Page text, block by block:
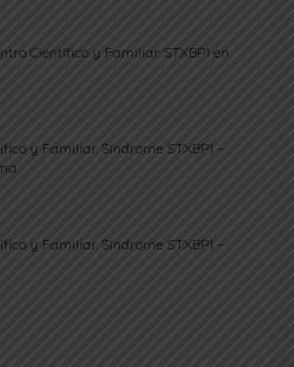
Científico y Familiar STXBP1 en
y Familiar Síndrome STXBP1 –
y Familiar Síndrome STXBP1 –